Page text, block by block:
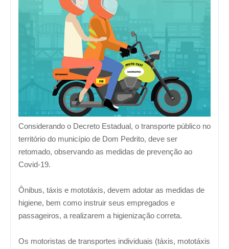
Considerando o Decreto Estadual, o transporte público no
território do município de Dom Pedrito, deve ser
retomado, observando as medidas de prevenção ao
Covid-19.
Ônibus, táxis e mototáxis, devem adotar as medidas de
higiene, bem como instruir seus empregados e
passageiros, a realizarem a higienização correta.
Os motoristas de transportes individuais (táxis, mototáxis